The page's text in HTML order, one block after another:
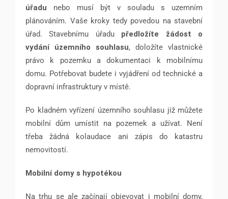
úřadu nebo musí být v souladu s uzemním
plánováním. Vaše kroky tedy povedou na stavební
úřad. Stavebnímu úřadu předložíte žádost o
vydání územního souhlasu, doložíte vlastnické
právo k pozemku a dokumentaci k mobilnímu
domu. Potřebovat budete i vyjádření od technické a
dopravní infrastruktury v místě.
Po kladném vyřízení územního souhlasu již můžete
mobilní dům umístit na pozemek a užívat. Není
třeba žádná kolaudace ani zápis do katastru
nemovitostí.
Mobilní domy s hypotékou
Na trhu se ale začínají objevovat i mobilní domy,